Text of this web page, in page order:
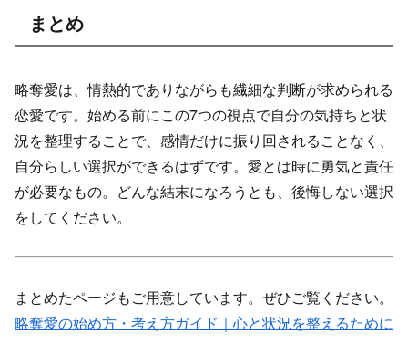
まとめ
略奪愛は、情熱的でありながらも繊細な判断が求められる
恋愛です。始める前にこの7つの視点で自分の気持ちと状
況を整理することで、感情だけに振り回されることなく、
自分らしい選択ができるはずです。愛とは時に勇気と責任
が必要なもの。どんな結末になろうとも、後悔しない選択
をしてください。
まとめたページもご用意しています。ぜひご覧ください。
略奪愛の始め方・考え方ガイド｜心と状況を整えるために